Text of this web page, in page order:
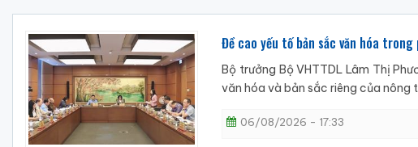
Đề cao yếu tố bản sắc văn hóa
Bộ trưởng Bộ VHTTDL Lâm Thị
văn hóa và bản sắc riêng của
06/08/2026 - 17:33